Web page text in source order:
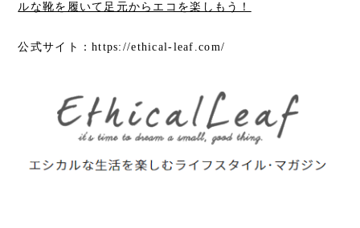
ルな靴を履いて足元からエコを楽しもう！
公式サイト：https://ethical-leaf.com/